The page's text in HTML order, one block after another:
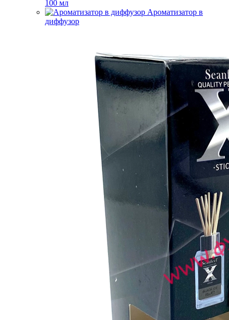
100 мл
Ароматизатор в
диффузор